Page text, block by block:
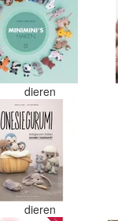
dieren
dieren